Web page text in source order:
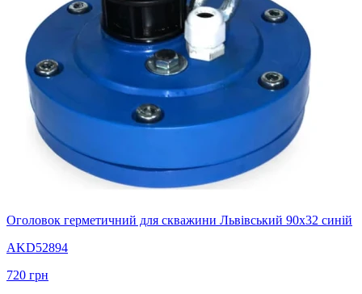
Оголовок герметичний для скважини Львівський 90х32 синій
AKD52894
720 грн